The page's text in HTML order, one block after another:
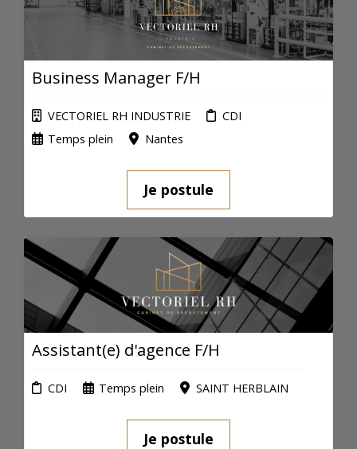
Business Manager F/H
VECTORIEL RH INDUSTRIE
CDI
Temps plein
Nantes
Je postule
Assistant(e) d'agence F/H
CDI Temps plein SAINT HERBLAIN
Je postule